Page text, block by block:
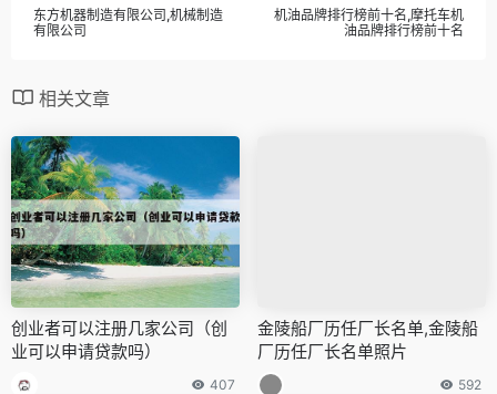
东方机器制造有限公司,机械制造
有限公司
机油品牌排行榜前十名,摩托车机
油品牌排行榜前十名
相关文章
创业者可以注册几家公司（创
业可以申请贷款吗）
407
金陵船厂历任厂长名单,金陵船
厂历任厂长名单照片
592